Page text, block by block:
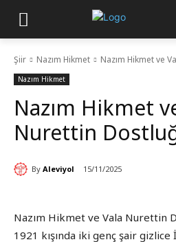
Şiir Nazım Hikmet Nazım Hikmet ve
Nazım Hikmet
Nazım Hikmet
Nurettin
By Aleviyol 15/11/2025
Nazım Hikmet ve Vala Nurettin
1921 kışında iki genç şair gizlice